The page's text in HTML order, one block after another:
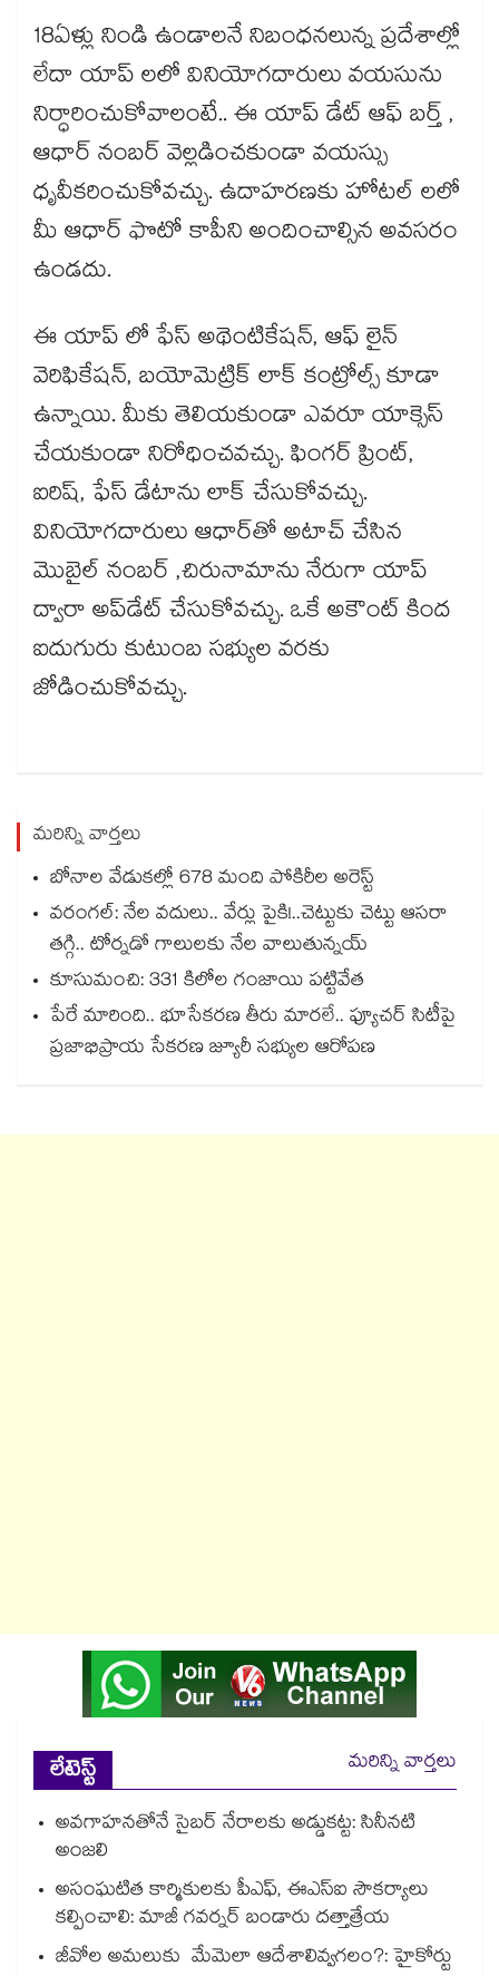
18ఏళ్లు నిండి ఉండాలనే నిబంధనలున్న ప్రదేశాల్లో
లేదా యాప్ లలో వినియోగదారులు వయసును
నిర్ధారించుకోవాలంటే.. ఈ యాప్ డేట్ ఆఫ్ బర్త్ ,
ఆధార్ నంబర్ వెల్లడించకుండా వయస్సు
ధృవీకరించుకోవచ్చు. ఉదాహరణకు హోటల్ లలో
మీ ఆధార్ ఫొటో కాపీని అందించాల్సిన అవసరం
ఉండదు.
ఈ యాప్ లో ఫేస్ అథెంటికేషన్, ఆఫ్ లైన్
వెరిఫికేషన్, బయోమెట్రిక్ లాక్ కంట్రోల్స్ కూడా
ఉన్నాయి. మీకు తెలియకుండా ఎవరూ యాక్సెస్
చేయకుండా నిరోధించవచ్చు. ఫింగర్ ప్రింట్,
ఐరిష్, ఫేస్ డేటాను లాక్ చేసుకోవచ్చు.
వినియోగదారులు ఆధార్‌తో అటాచ్ చేసిన
మొబైల్ నంబర్ ,చిరునామాను నేరుగా యాప్
ద్వారా అప్‌డేట్ చేసుకోవచ్చు. ఒకే అకౌంట్ కింద
ఐదుగురు కుటుంబ సభ్యుల వరకు
జోడించుకోవచ్చు.
మరిన్ని వార్తలు
బోనాల వేడుకల్లో 678 మంది పోకిరీల అరెస్ట్
వరంగల్‍: నేల వదులు.. వేర్లు పైకి!..చెట్టుకు చెట్టు ఆసరా
తగ్గి.. టోర్నడో గాలులకు నేల వాలుతున్నయ్
కూసుమంచి: 331 కిలోల గంజాయి పట్టివేత
పేరే మారింది.. భూసేకరణ తీరు మారలే.. ఫ్యూచర్ సిటీపై
ప్రజాభిప్రాయ సేకరణ జ్యూరీ సభ్యుల ఆరోపణ
లేటెస్ట్
మరిన్ని వార్తలు
అవగాహనతోనే సైబర్ నేరాలకు అడ్డుకట్ట: సినీనటి
అంజలి
అసంఘటిత కార్మికులకు పీఎఫ్, ఈఎస్ఐ సౌకర్యాలు
కల్పించాలి: మాజీ గవర్నర్ బండారు దత్తాత్రేయ
జీవోల అమలుకు మేమెలా ఆదేశాలివ్వగలం?: హైకోర్టు